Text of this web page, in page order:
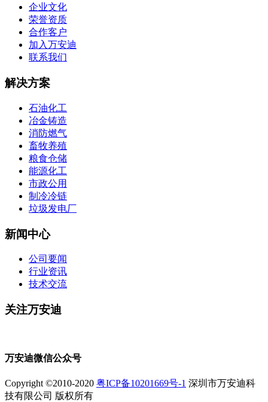
企业文化
荣誉资质
合作客户
加入万安迪
联系我们
解决方案
石油化工
冶金铸造
消防燃气
畜牧养殖
粮食仓储
能源化工
市政公用
制冷冷链
垃圾发电厂
新闻中心
公司要闻
行业资讯
技术交流
关注万安迪
万安迪微信公众号
Copyright ©2010-2020 粤ICP备10201669号-1 深圳市万安迪科
技有限公司 版权所有